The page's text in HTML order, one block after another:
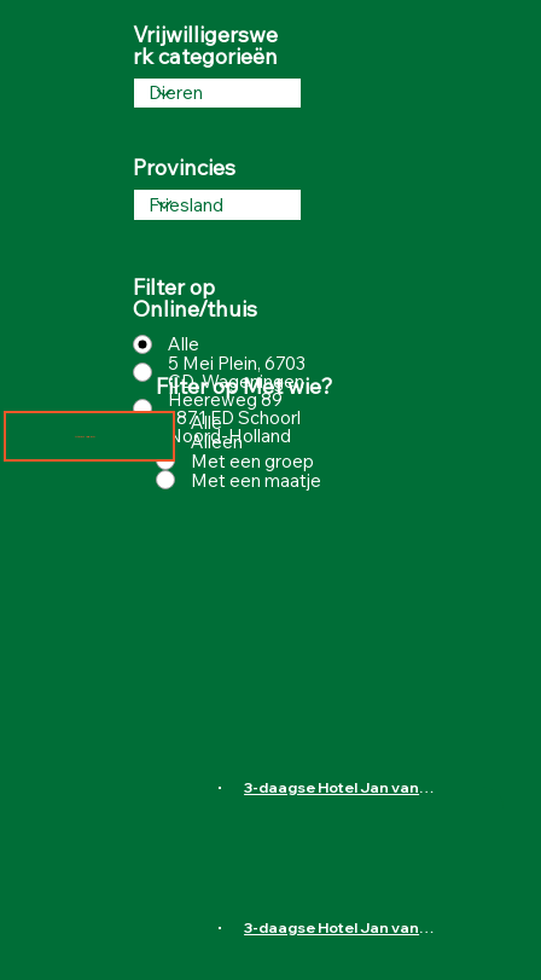
Vrijwilligerswe
rk categorieën
Provincies
Filter op
Online/thuis
Alle
5 Mei Plein, 6703
CD, Wageningen
Heereweg 89
1871 ED Schoorl
Noord-Holland
Filter op Met wie?
Alle
Alleen
Met een groep
Met een maatje
3-daagse Hotel Jan van Scorel in Schoorl
3-daagse Hotel Jan van Scorel in Schoorl